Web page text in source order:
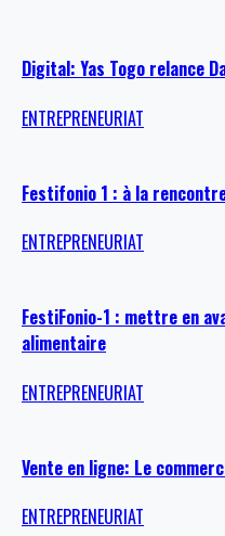
Digital: Yas Togo relance
ENTREPRENEURIAT
Festifonio 1 : à la
ENTREPRENEURIAT
FestiFonio-1 : mettre en
alimentaire
ENTREPRENEURIAT
Vente en ligne: Le
ENTREPRENEURIAT